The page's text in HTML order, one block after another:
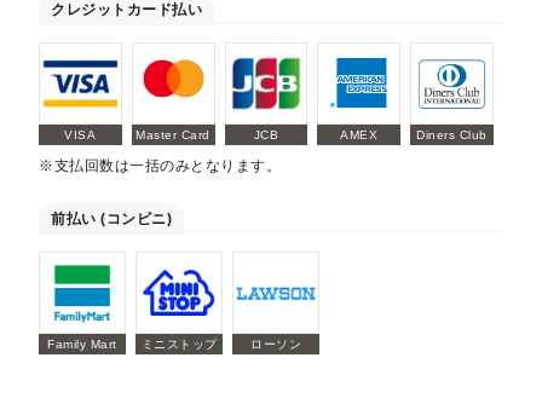
クレジットカード払い
VISA Master Card JCB AMEX Diners Club
※支払回数は一括のみとなります。
前払い (コンビニ)
Family Mart ミニストップ ローソン